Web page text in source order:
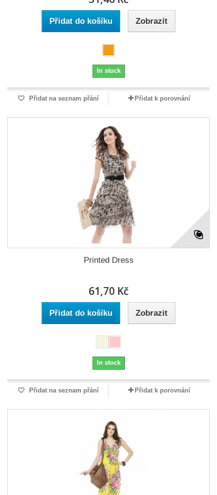
Přidat do košíku Zobrazit
In stock
Přidat na seznam přání Přidat k porovnání
Printed Dress
61,70 Kč
Přidat do košíku Zobrazit
In stock
Přidat na seznam přání Přidat k porovnání